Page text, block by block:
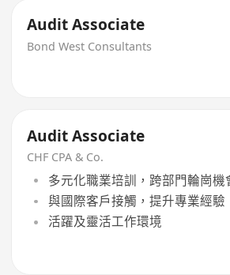
Audit Associate
Bond West Consultants
Audit Associate
CHF CPA & Co.
多元化職業培訓，跨部門輪崗機
與國際客戶接觸，提升專業經驗
活躍及靈活工作環境